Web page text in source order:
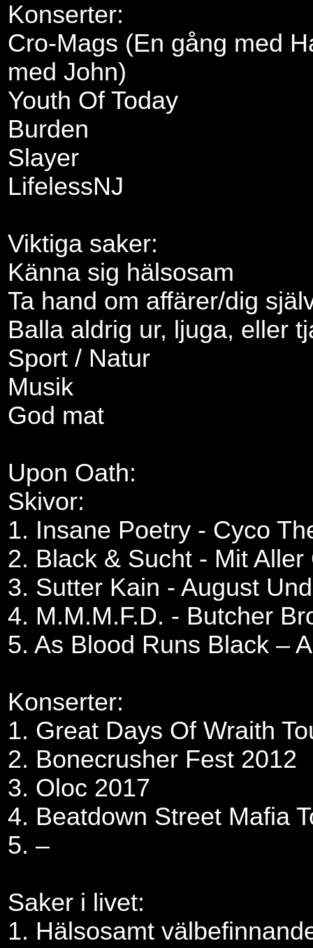
Konserter:
Cro-Mags (En gång med
med John)
Youth Of Today
Burden
Slayer
LifelessNJ
Viktiga saker:
Känna sig hälsosam
Ta hand om affärer/dig
Balla aldrig ur, ljuga, eller
Sport / Natur
Musik
God mat
Upon Oath:
Skivor:
1. Insane Poetry - Cyco
2. Black & Sucht - Mit Aller
3. Sutter Kain - August
4. M.M.M.F.D. - Butcher
5. As Blood Runs Black –
Konserter:
1. Great Days Of Wraith
2. Bonecrusher Fest 2012
3. Oloc 2017
4. Beatdown Street Mafia
5. –
Saker i livet:
1. Hälsosamt